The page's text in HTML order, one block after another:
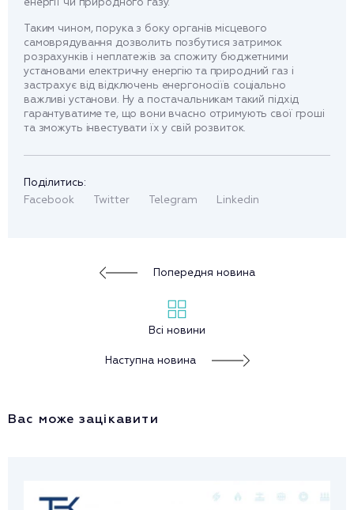
Таким чином, порука з боку органів місцевого
самоврядування дозволить позбутися затримок
розрахунків і неплатежів за спожиту бюджетними
установами електричну енергію та природний газ і
застрахує від відключень енергоносіїв соціально
важливі установи. Ну а постачальникам такий підхід
гарантуватиме те, що вони вчасно отримують свої гроші
та зможуть інвестувати їх у свій розвиток.
Поділитись:
Facebook
Twitter Telegram Linkedin
Попередня новина
Всі новини
Наступна новина
Вас може зацікавити